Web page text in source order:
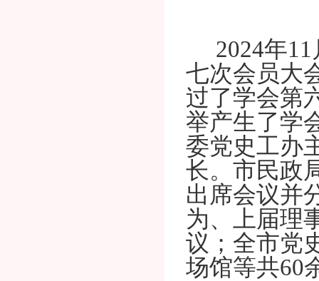
2024年
七次会员大
过了学会第
举产生了学
委党史工办
长。市民政
出席会议并
为、上届理
议；全市党
场馆等共60